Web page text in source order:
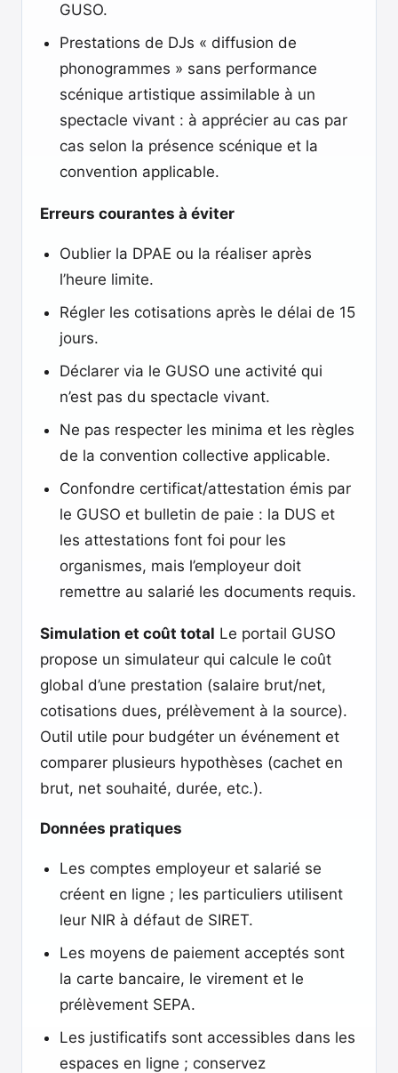
GUSO.
Prestations de DJs « diffusion de
phonogrammes » sans performance
scénique artistique assimilable à un
spectacle vivant : à apprécier au cas par
cas selon la présence scénique et la
convention applicable.
Erreurs courantes à éviter
Oublier la DPAE ou la réaliser après
l’heure limite.
Régler les cotisations après le délai de 15
jours.
Déclarer via le GUSO une activité qui
n’est pas du spectacle vivant.
Ne pas respecter les minima et les règles
de la convention collective applicable.
Confondre certificat/attestation émis par
le GUSO et bulletin de paie : la DUS et
les attestations font foi pour les
organismes, mais l’employeur doit
remettre au salarié les documents requis.
Simulation et coût total Le portail GUSO
propose un simulateur qui calcule le coût
global d’une prestation (salaire brut/net,
cotisations dues, prélèvement à la source).
Outil utile pour budgéter un événement et
comparer plusieurs hypothèses (cachet en
brut, net souhaité, durée, etc.).
Données pratiques
Les comptes employeur et salarié se
créent en ligne ; les particuliers utilisent
leur NIR à défaut de SIRET.
Les moyens de paiement acceptés sont
la carte bancaire, le virement et le
prélèvement SEPA.
Les justificatifs sont accessibles dans les
espaces en ligne ; conservez